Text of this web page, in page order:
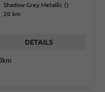
Shadow Grey Metallic ()
20 km
DETAILS